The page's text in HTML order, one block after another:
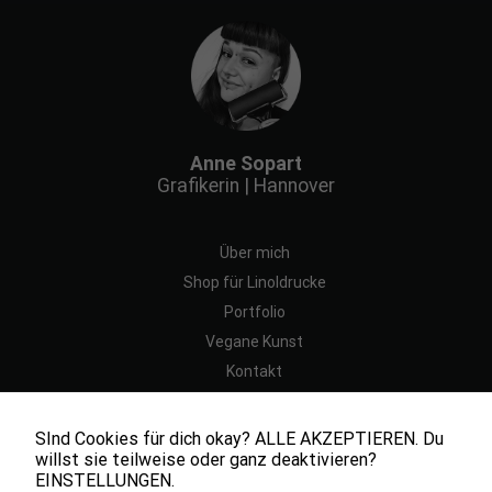
Anne Sopart
Grafikerin | Hannover
Über mich
Shop für Linoldrucke
Portfolio
Vegane Kunst
Kontakt
Impressum
Allgemeine Geschäftsbedingungen
SInd Cookies für dich okay? ALLE AKZEPTIEREN. Du
willst sie teilweise oder ganz deaktivieren?
EINSTELLUNGEN.